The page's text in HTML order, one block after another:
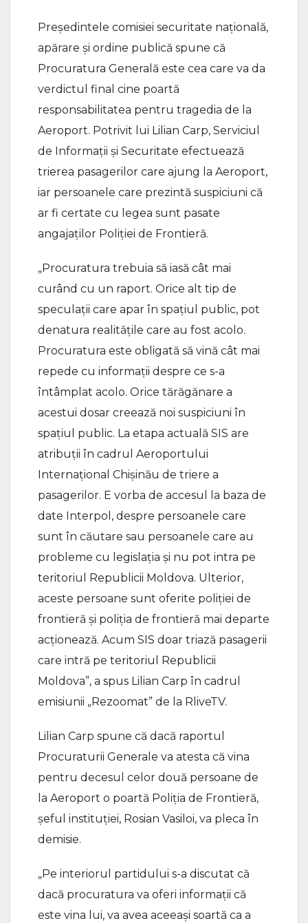
Președintele comisiei securitate națională,
apărare și ordine publică spune că
Procuratura Generală este cea care va da
verdictul final cine poartă
responsabilitatea pentru tragedia de la
Aeroport. Potrivit lui Lilian Carp, Serviciul
de Informații și Securitate efectuează
trierea pasagerilor care ajung la Aeroport,
iar persoanele care prezintă suspiciuni că
ar fi certate cu legea sunt pasate
angajaților Poliției de Frontieră.
„Procuratura trebuia să iasă cât mai
curând cu un raport. Orice alt tip de
speculații care apar în spațiul public, pot
denatura realitățile care au fost acolo.
Procuratura este obligată să vină cât mai
repede cu informații despre ce s-a
întâmplat acolo. Orice tărăgănare a
acestui dosar creează noi suspiciuni în
spațiul public. La etapa actuală SIS are
atribuții în cadrul Aeroportului
Internațional Chișinău de triere a
pasagerilor. E vorba de accesul la baza de
date Interpol, despre persoanele care
sunt în căutare sau persoanele care au
probleme cu legislația și nu pot intra pe
teritoriul Republicii Moldova. Ulterior,
aceste persoane sunt oferite poliției de
frontieră și poliția de frontieră mai departe
acționează. Acum SIS doar triază pasagerii
care intră pe teritoriul Republicii
Moldova”, a spus Lilian Carp în cadrul
emisiunii „Rezoomat” de la RliveTV.
Lilian Carp spune că dacă raportul
Procuraturii Generale va atesta că vina
pentru decesul celor două persoane de
la Aeroport o poartă Poliția de Frontieră,
șeful instituției, Rosian Vasiloi, va pleca în
demisie.
„Pe interiorul partidului s-a discutat că
dacă procuratura va oferi informații că
este vina lui, va avea aceeași soartă ca a